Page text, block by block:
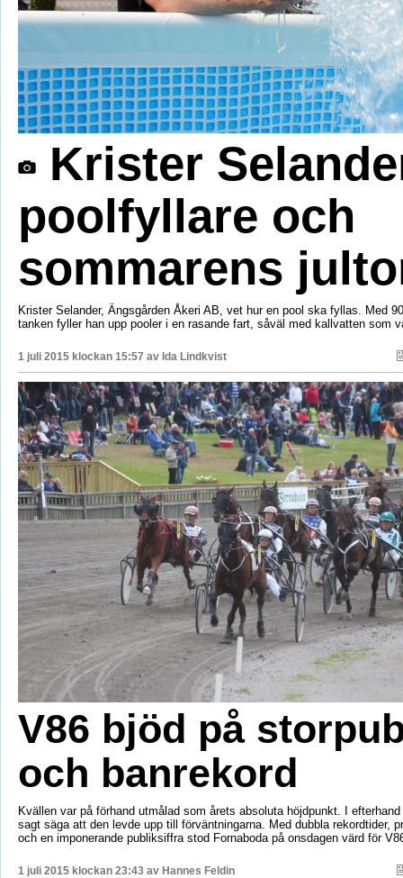
Krister
poolfyllare och
sommarens
Krister Selander, Ängsgården Åkeri AB, vet hur en pool ska fyllas. Med
tanken fyller han upp pooler i en rasande fart, såväl med kallvatten som
1 juli 2015 klockan 15:57 av Ida Lindkvist
V86 bjöd på
och banrekord
Kvällen var på förhand utmålad som årets absoluta höjdpunkt. I
sagt säga att den levde upp till förväntningarna. Med dubbla rekordtider,
och en imponerande publiksiffra stod Fornaboda på onsdagen värd för
1 juli 2015 klockan 23:43 av Hannes Feldin